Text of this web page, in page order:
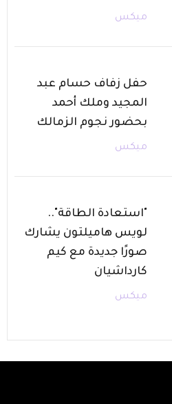
ميكس
حفل زفاف حسام عبد
المجيد وملك أحمد
بحضور نجوم الزمالك
ميكس
"استعادة الطاقة"..
لويس هاميلتون يشارك
صورًا جديدة مع كيم
كارداشيان
ميكس